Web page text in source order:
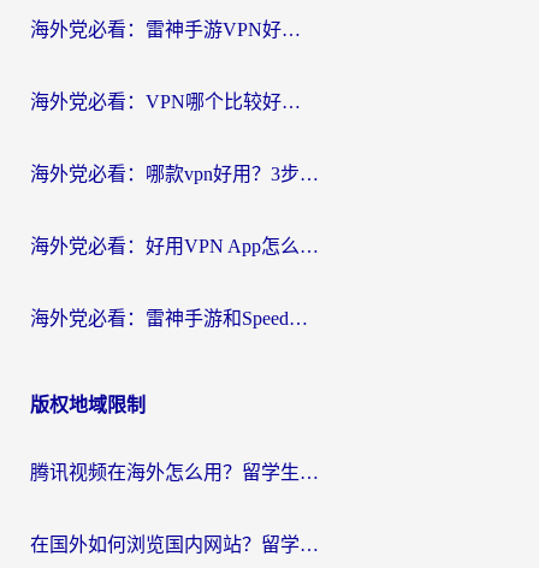
海外党必看：雷神手游VPN好用吗？和天速回国VPN对比哪个回国效果更好？附实用加速器选择指南
海外党必看：VPN哪个比较好用？3分钟找到适合你的回国加速方案
海外党必看：哪款vpn好用？3步选对回国加速器，无缝刷剧玩游戏
海外党必看：好用VPN App怎么选？3步教你无缝访问国内资源
海外党必看：雷神手游和SpeedCN好用吗？3招选对回国加速器无缝刷国内资源
版权地域限制
腾讯视频在海外怎么用？留学生亲测有效的回国加速器攻略
在国外如何浏览国内网站？留学生&海外华人的无缝访问指南